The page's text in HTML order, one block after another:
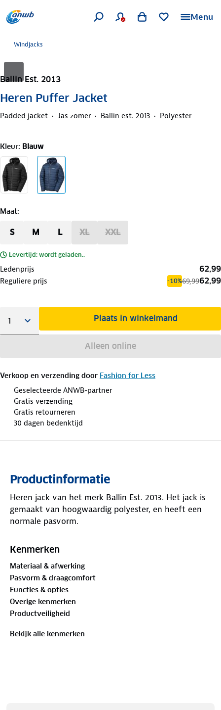
Menu
Windjacks
Ballin Est. 2013
Heren Puffer Jacket
Padded jacket Jas zomer Ballin est. 2013 Polyester
Kleur: Blauw
Maat:
S M L XL XXL
Levertijd: wordt geladen..
Ledenprijs 62,99
Reguliere prijs -10%69,9962,99
Plaats in winkelmand
Alleen online
Verkoop en verzending door Fashion for Less
Geselecteerde ANWB-partner
Gratis verzending
Gratis retourneren
30 dagen bedenktijd
Productinformatie
Heren jack van het merk Ballin Est. 2013. Het jack is
gemaakt van hoogwaardig polyester, en heeft een
normale pasvorm.
Kenmerken
Materiaal & afwerking
Pasvorm & draagcomfort
Functies & opties
Overige kenmerken
Productveiligheid
Bekijk alle kenmerken